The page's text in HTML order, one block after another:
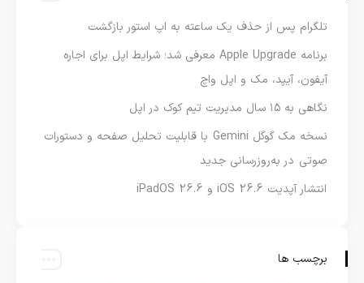
تلگرام پس از حذف یک ساعته به اپ استور بازگشت
برنامه Apple Upgrade معرفی شد؛ شرایط اپل برای اجاره
آیفون، آیپد، مک و اپل واچ
نگاهی به ۱۵ سال مدیریت تیم کوک در اپل
نسخه مک گوگل Gemini با قابلیت تحلیل صفحه و دستورات
صوتی در به‌روزرسانی جدید
انتشار آپدیت iOS 26.6 و iPadOS 26.6
برچسب ها